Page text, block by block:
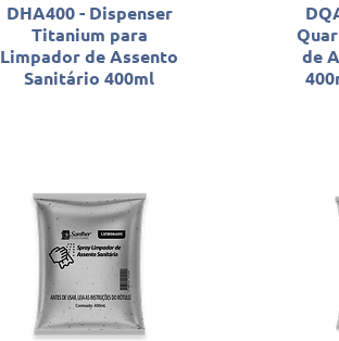
DHA400 - Dispenser
Titanium para
Limpador de Assento
Sanitário 400ml
de